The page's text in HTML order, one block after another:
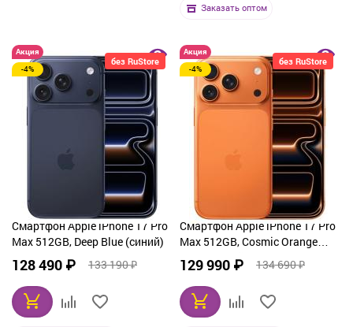
Заказать оптом
без RuStore
Акция
-4%
Смартфон Apple iPhone 17 Pro
Max 512GB, Deep Blue (синий)
128 490 ₽ 133 190 ₽
без RuStore
Акция
-4%
Смартфон Apple iPhone 17 Pro
Max 512GB, Cosmic Orange
(оранжевый)
129 990 ₽ 134 690 ₽